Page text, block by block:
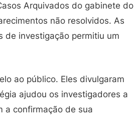
Arquivados do gabinete do
não resolvidos. As
de investigação permitiu um
ao público. Eles divulgaram
ajudou os investigadores a
a confirmação de sua